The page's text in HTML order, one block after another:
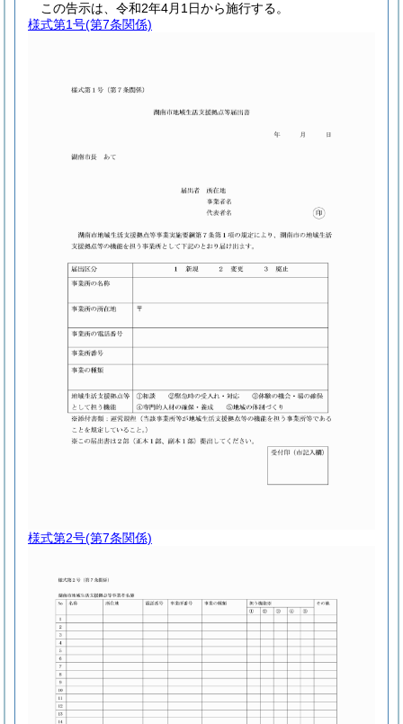
この告示は、令和2年4月1日から施行する。
様式第1号(第7条関係)
様式第2号(第7条関係)